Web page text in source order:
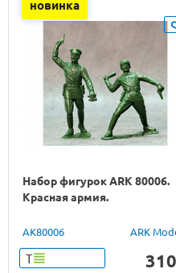
новинка
Набор фигурок ARK 80006.
Красная армия.
AK80006 ARK
Т 310